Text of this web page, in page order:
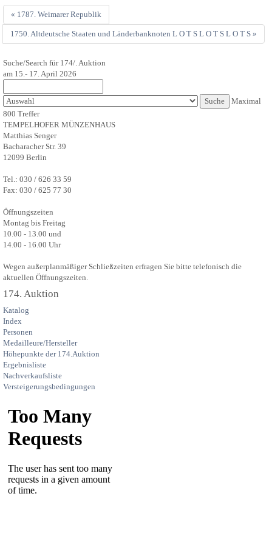
« 1787. Weimarer Republik
1750. Altdeutsche Staaten und Länderbanknoten L O T S L O T S L O T S »
Suche/Search für 174/. Auktion
am 15.- 17. April 2026
Maximal
800 Treffer
TEMPELHOFER MÜNZENHAUS
Matthias Senger
Bacharacher Str. 39
12099 Berlin
Tel.: 030 / 626 33 59
Fax: 030 / 625 77 30
Öffnungszeiten
Montag bis Freitag
10.00 - 13.00 und
14.00 - 16.00 Uhr
Wegen außerplanmäßiger Schließzeiten erfragen Sie bitte telefonisch die
aktuellen Öffnungszeiten.
174. Auktion
Katalog
Index
Personen
Medailleure/Hersteller
Höhepunkte der 174.Auktion
Ergebnisliste
Nachverkaufsliste
Versteigerungsbedingungen